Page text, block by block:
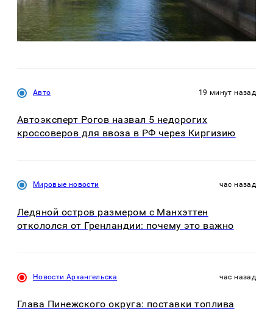
Авто 19 минут назад
Автоэксперт Рогов назвал 5 недорогих
кроссоверов для ввоза в РФ через Киргизию
Мировые новости час назад
Ледяной остров размером с Манхэттен
откололся от Гренландии: почему это важно
Новости Архангельска час назад
Глава Пинежского округа: поставки топлива